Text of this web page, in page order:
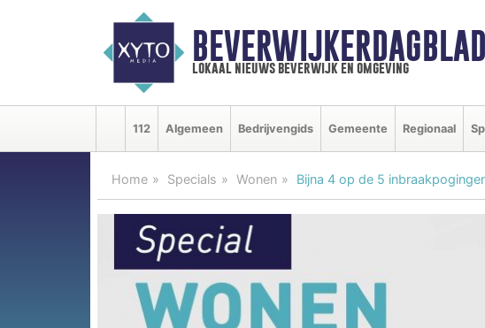
lokaal nieuws beverwijk en omgeving
112 Algemeen Bedrijvengids Gemeente Regionaal
Home Specials Wonen Bijna 4 op de 5